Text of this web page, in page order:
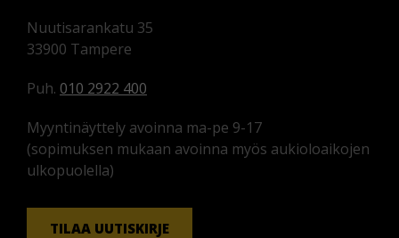
Nuutisarankatu 35
33900 Tampere
Puh. 010 2922 400
Myyntinäyttely avoinna ma-pe 9-17
(sopimuksen mukaan avoinna myös aukioloaikojen
ulkopuolella)
TILAA UUTISKIRJE